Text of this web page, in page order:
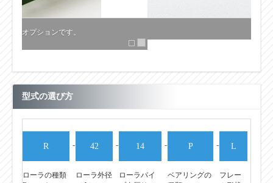
型式の選び方
R：スチール
（Φ）
プ肉厚(t)
種類
ム形状